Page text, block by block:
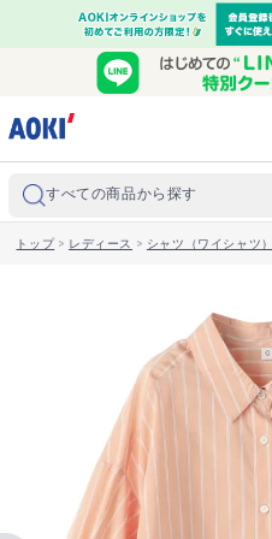
すべての商品から探す
トップ> レディース > シャツ（ワイシャツ）